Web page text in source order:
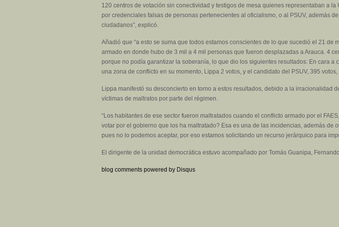
120 centros de votación sin conectividad y testigos de mesa quienes representaban a
por credenciales falsas de personas pertenecientes al oficialismo, o al PSUV, además
ciudadanos”, explicó.
Añadió que “a esto se suma que todos estamos conscientes de lo que sucedió el 21
armado en donde hubo de 3 mil a 4 mil personas que fueron desplazadas a Arauca. 4
porque no podía garantizar la soberanía, lo que dio los siguientes resultados: En cara
una zona de conflicto en su momento, Lippa 2 votos, y el candidato del PSUV, 395
Lippa manifestó su desconcierto en torno a estos resultados, debido a la irracionalidad
víctimas de maltratos por parte del régimen.
“Los habitantes de ese sector fueron maltratados cuando el conflicto armado por el
votar por el gobierno que los ha maltratado? Esa es una de las incidencias, además
pues no lo podemos aceptar, por eso estamos solicitando un recurso jerárquico para
El dirigente de la unidad democrática estuvo acompañado por Tomás Guanipa,
blog comments powered by Disqus